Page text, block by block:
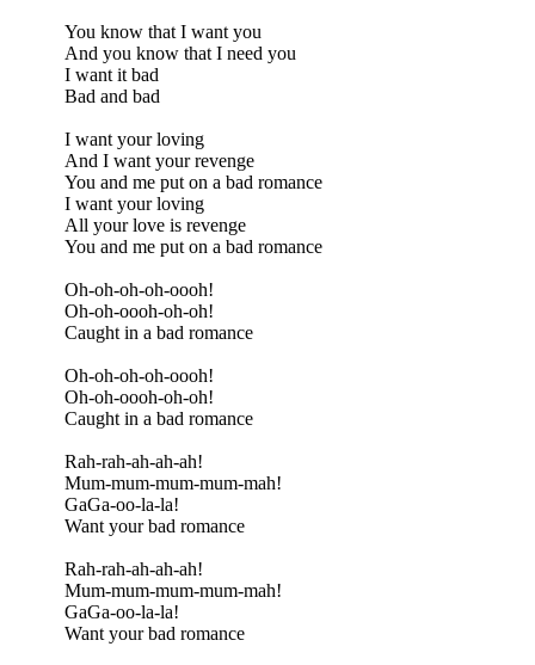
You know that I want you
And you know that I need you
I want it bad
Bad and bad
I want your loving
And I want your revenge
You and me put on a bad romance
I want your loving
All your love is revenge
You and me put on a bad romance
Oh-oh-oh-oh-oooh!
Oh-oh-oooh-oh-oh!
Caught in a bad romance
Oh-oh-oh-oh-oooh!
Oh-oh-oooh-oh-oh!
Caught in a bad romance
Rah-rah-ah-ah-ah!
Mum-mum-mum-mum-mah!
GaGa-oo-la-la!
Want your bad romance
Rah-rah-ah-ah-ah!
Mum-mum-mum-mum-mah!
GaGa-oo-la-la!
Want your bad romance